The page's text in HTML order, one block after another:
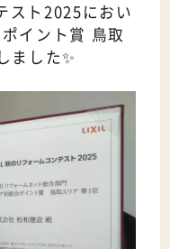
スト2025におい
イント賞 鳥取
ました✨